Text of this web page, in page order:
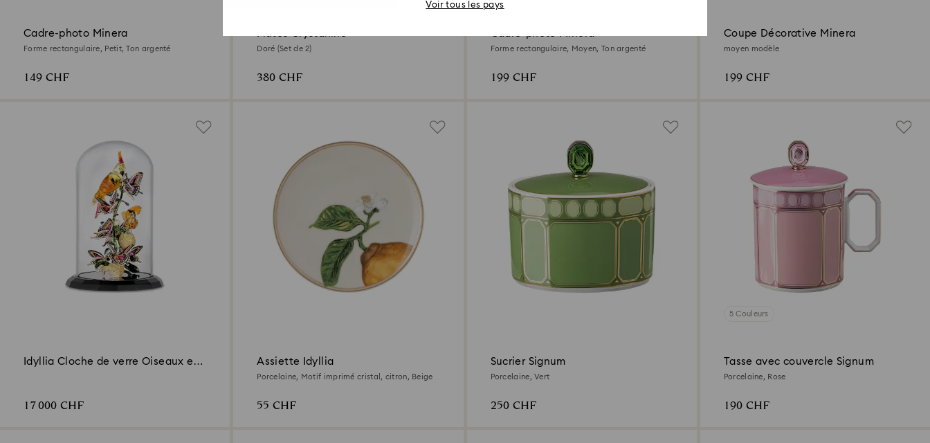
Cadre-photo Minera
Forme rectangulaire, Petit, Ton argenté
149 CHF
Flûtes Crystalline
Doré (Set de 2)
380 CHF
Cadre-photo Minera
Forme rectangulaire, Moyen, Ton argenté
199 CHF
Coupe Décorative Minera
moyen modèle
199 CHF
Idyllia Cloche de verre Oiseaux et
17 000 CHF
Assiette Idyllia
Porcelaine, Motif imprimé cristal, citron, Beige
55 CHF
Sucrier Signum
Porcelaine, Vert
250 CHF
5 Couleurs
Tasse avec couvercle Signum
Porcelaine, Rose
190 CHF
Voir tous les pays